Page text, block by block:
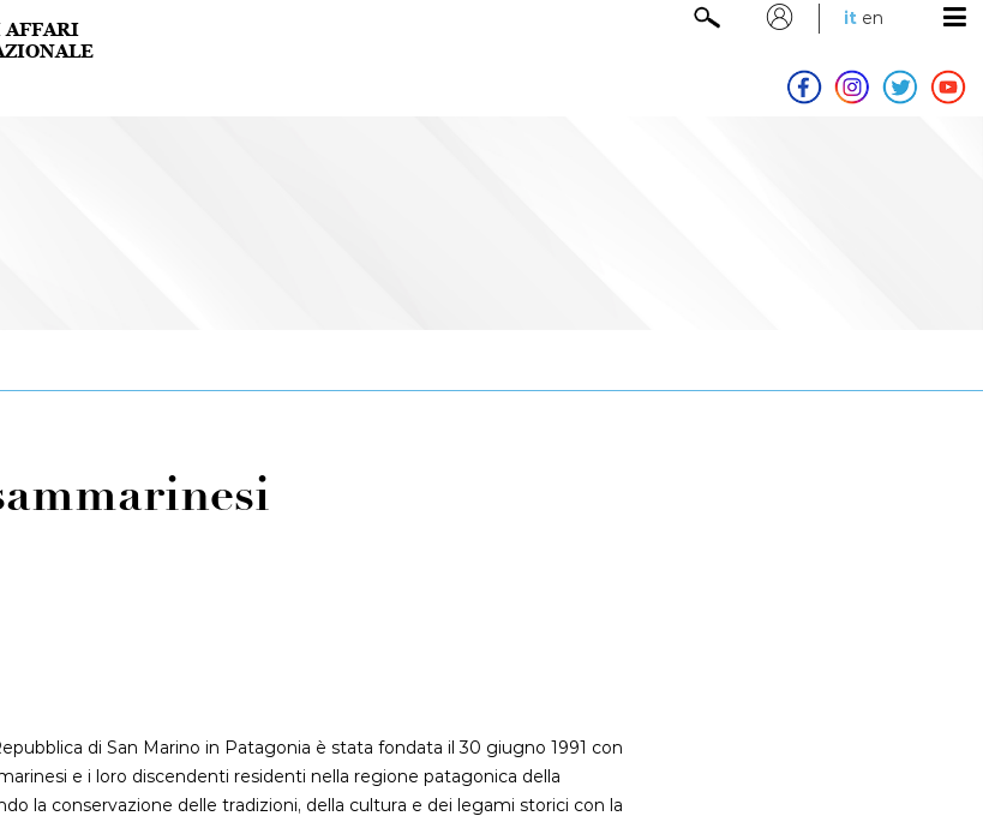
it en
di San Marino in Patagonia è stata fondata il 30 giugno 1991 con
e i loro discendenti residenti nella regione patagonica della
la conservazione delle tradizioni, della cultura e dei legami storici con la